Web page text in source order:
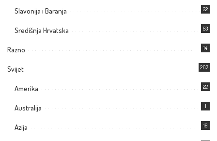
Slavonija i Baranja 22
Središnja Hrvatska 53
Razno 14
Svijet 207
Amerika 22
Australija 1
Azija 18